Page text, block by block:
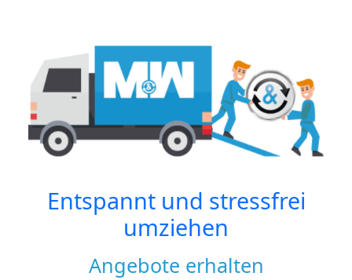
Entspannt und stressfrei
umziehen
Angebote erhalten